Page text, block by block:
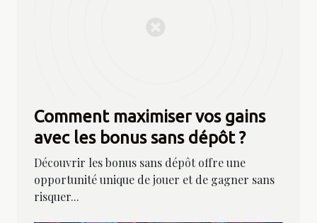
Comment maximiser vos gains
avec les bonus sans dépôt ?
Découvrir les bonus sans dépôt offre une
opportunité unique de jouer et de gagner sans
risquer...